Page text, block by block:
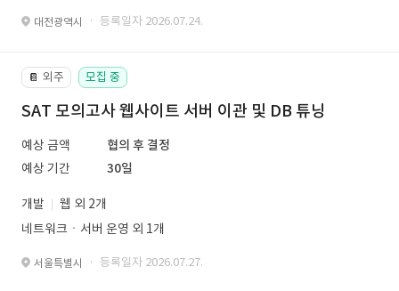
대전광역시 · 등록일자 2026.07.24.
📔 외주 모집 중
SAT 모의고사 웹사이트 서버 이관 및 DB 튜닝
예상 금액
협의 후 결정
예상 기간
30일
개발
웹 외 2개
네트워크ㆍ서버 운영 외 1개
서울특별시 · 등록일자 2026.07.27.